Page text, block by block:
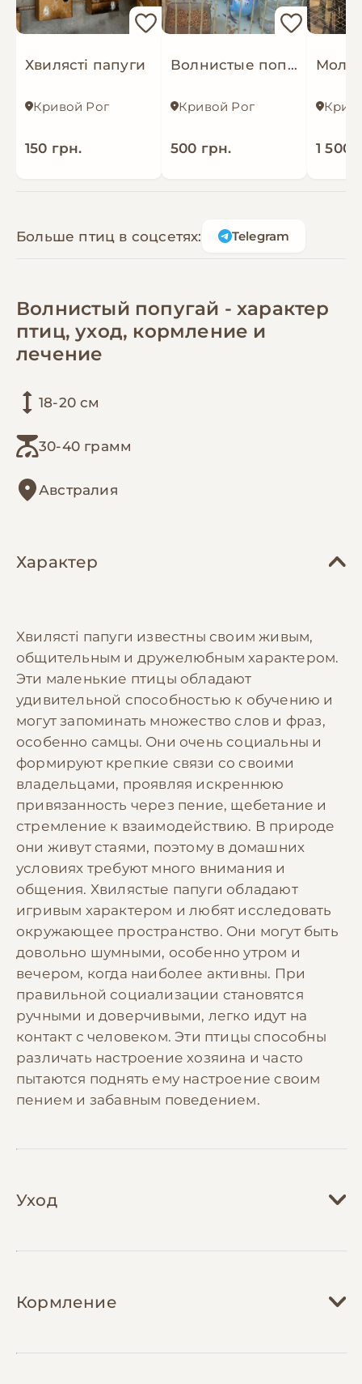
Хвилясті папуги
Кривой Рог
150 грн.
Волнистые попугаи
Кривой Рог
500 грн. 1 500
Больше птиц в соцсетях: Telegram
Волнистый попугай - характер
птиц, уход, кормление и
лечение
18-20 см
30-40 грамм
Австралия
Характер
Хвилясті папуги известны своим живым,
общительным и дружелюбным характером.
Эти маленькие птицы обладают
удивительной способностью к обучению и
могут запоминать множество слов и фраз,
особенно самцы. Они очень социальны и
формируют крепкие связи со своими
владельцами, проявляя искреннюю
привязанность через пение, щебетание и
стремление к взаимодействию. В природе
они живут стаями, поэтому в домашних
условиях требуют много внимания и
общения. Хвилястые папуги обладают
игривым характером и любят исследовать
окружающее пространство. Они могут быть
довольно шумными, особенно утром и
вечером, когда наиболее активны. При
правильной социализации становятся
ручными и доверчивыми, легко идут на
контакт с человеком. Эти птицы способны
различать настроение хозяина и часто
пытаются поднять ему настроение своим
пением и забавным поведением.
Уход
создания комфортной и безопасной среды
обитания. Клетка должна быть достаточно
одной птицы), с множеством жердочек
Кормление